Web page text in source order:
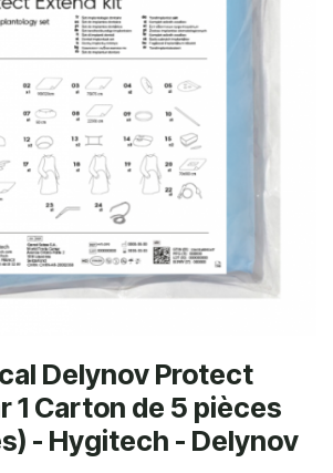
Delynov Protect
1 Carton de 5 pièces
- Hygitech - Delynov